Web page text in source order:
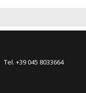
Tel. +39 045 8033664